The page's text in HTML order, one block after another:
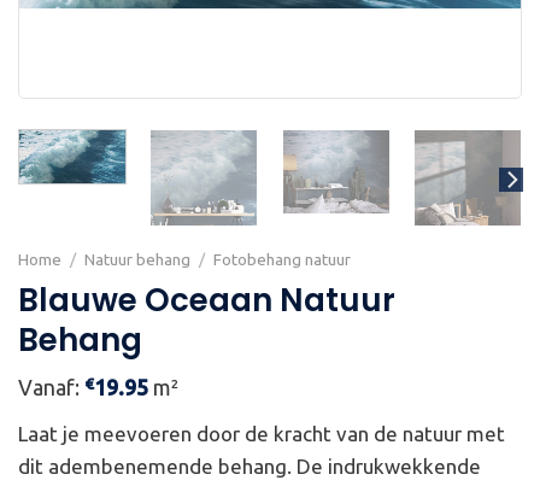
Home / Natuur behang / Fotobehang natuur
Blauwe Oceaan Natuur
Behang
Vanaf: €19.95 m²
Laat je meevoeren door de kracht van de natuur met
dit adembenemende behang. De indrukwekkende